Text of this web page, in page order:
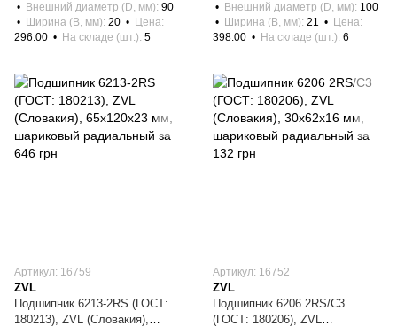
Внешний диаметр (D, мм) 90
Ширина (B, мм) 20
Цена
296.00
На складе (шт.) 5
Внешний диаметр (D, мм) 100
Ширина (B, мм) 21
Цена
398.00
На складе (шт.) 6
Артикул: 16759
ZVL
Подшипник 6213-2RS (ГОСТ:
180213), ZVL (Словакия),
Артикул: 16752
ZVL
Подшипник 6206 2RS/C3
(ГОСТ: 180206), ZVL